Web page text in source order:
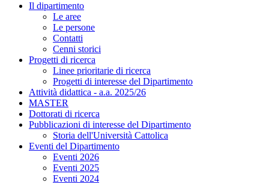
Il dipartimento
Le aree
Le persone
Contatti
Cenni storici
Progetti di ricerca
Linee prioritarie di ricerca
Progetti di interesse del Dipartimento
Attività didattica - a.a. 2025/26
MASTER
Dottorati di ricerca
Pubblicazioni di interesse del Dipartimento
Storia dell'Università Cattolica
Eventi del Dipartimento
Eventi 2026
Eventi 2025
Eventi 2024